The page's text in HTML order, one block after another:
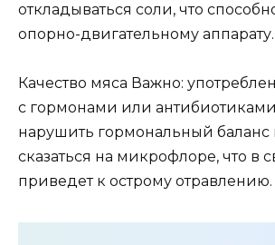
откладываться соли, что
опорно-двигательному аппарату.
Качество мяса Важно:
с гормонами или
нарушить гормональный баланс
сказаться на микрофлоре, что в
приведет к острому отравлению.